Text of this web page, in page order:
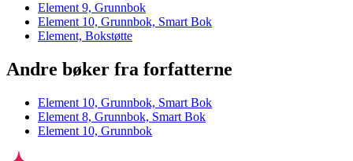
Element 9, Grunnbok
Element 10, Grunnbok, Smart Bok
Element, Bokstøtte
Andre bøker fra forfatterne
Element 10, Grunnbok, Smart Bok
Element 8, Grunnbok, Smart Bok
Element 10, Grunnbok